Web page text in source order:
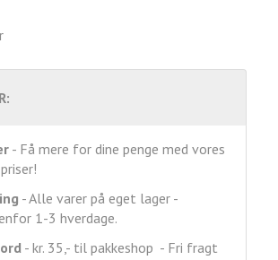
- Få mere for dine penge med vores
- Alle varer på eget lager -
1-3 hverdage.
- kr. 35,- til pakkeshop - Fri fragt